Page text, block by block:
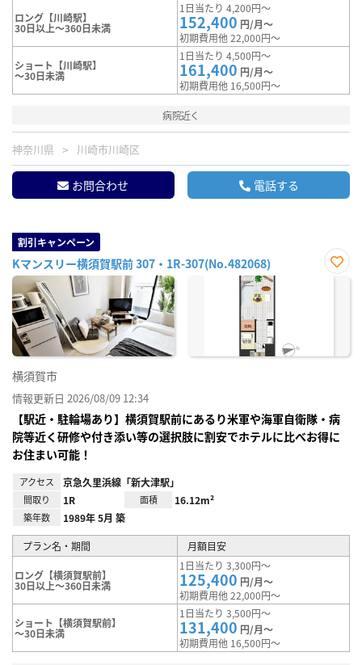
ロング【川崎駅】
30日以上～360日未満
1日当たり 4,200円～
152,400 円/月～
初期費用他 22,000円～
ショート【川崎駅】
～30日未満
1日当たり 4,500円～
161,400 円/月～
初期費用他 16,500円～
病院近く
神奈川県 川崎市川崎区
お問合わせ 電話する
割引キャンペーン
Kマンスリー横須賀駅前 307・1R-307(No.482068)
お気
横須賀市
情報更新日 2026/08/09 12:34
【駅近・駐輪場あり】横須賀駅前にあるり米軍や海軍自衛隊・病
院等近く研修や付き添い等の選択肢に割安でホテルに比べお得に
お住まい可能！
アクセス 京急久里浜線「新大津駅」
間取り 1R 面積 16.12m²
築年数 1989年 5月 築
プラン名・期間 月額目安
ロング【横須賀駅前】
30日以上～360日未満
1日当たり 3,300円～
125,400 円/月～
初期費用他 22,000円～
ショート【横須賀駅前】
～30日未満
1日当たり 3,500円～
131,400 円/月～
初期費用他 16,500円～